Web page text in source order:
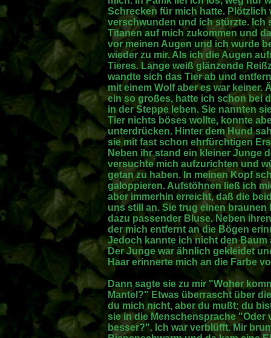
Schrecken für mich hatte.
verschwunden und ich stürzte. Ich
Titanen auf mich zukommen und
vor meinen Augen und ich wurde
wieder zu mir. Als ich die Augen
Tieres. Lange weiß glänzende
wandte sich das Tier ab und
mit einem Wolf aber es war keiner.
ein so großes, hatte ich schon bei
in der Steppe leben. Sie nannten
Tier nichts böses wollte, konnte
unterdrücken. Hinter dem Hund
sie mit fast schon ehrfürchtigen
Neben ihr stand ein kleiner Junge
versuchte mich aufzurichten und
getan zu haben. In meinen Kopf
galoppieren. Aufstöhnen ließ ich
aber immerhin erreicht, daß die
uns still an. Sie trug einen
dazu passender Bluse. Neben
der mich entfernt an die Bögen
Jedoch kannte ich nicht den Baum
Der Junge war ähnlich gekleidet
Haar erinnerte mich an die Farbe
Dann sagte sie zu mir "Woher
Mantel?" Etwas überrascht über
du mich nicht, aber du mußt; du
sie in die Menschensprache "Oder
besser?". Ich war verblüfft. Mir